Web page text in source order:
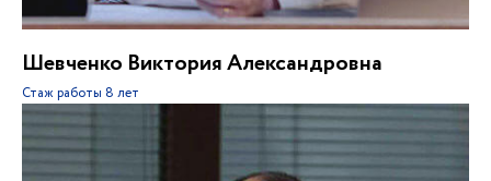
Шевченко Виктория Александровна
Стаж работы 8 лет